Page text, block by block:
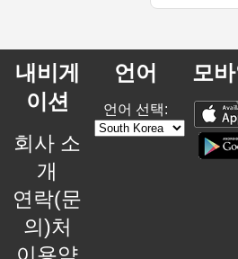
내비게
이션
회사 소
개
연락(문
의)처
이용약
언어
언어 선택:
모